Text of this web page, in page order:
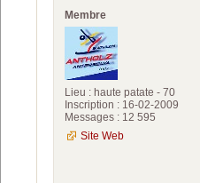
Membre
Lieu : haute patate - 70
Inscription : 16-02-2009
Messages : 12 595
Site Web